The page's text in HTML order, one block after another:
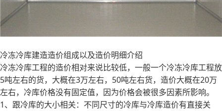
冷冻冷库建造造价组成以及造价明细介绍
冷冻冷库工程的造价相对来说比较低，一般一个冷冻冷库工程放
5吨左右的货，大概在3万左右，50吨左右货，造价大概在20万
左右，冷库价格没有固定值，因为价格会被很多因素所影响。
1、跟冷库的大小相关：不同尺寸的冷库与冷库造价有直接关